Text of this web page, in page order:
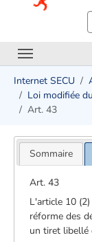
Internet SECU
Loi modifiée
Art. 43
Sommaire
Art. 43
L'article 10
réforme des
un tiret libellé